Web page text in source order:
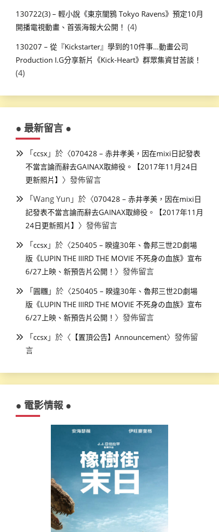
130722(3) – 輕小說《東京闇鴉 Tokyo Ravens》預定10月
開播電視動畫、首張海報大公開！ (4)
130207 – 從『Kickstarter』學到的10件事…動畫公司
Production I.G分享新片《Kick-Heart》群眾集資甘苦談！
(4)
● 最新留言 ●
「ccsx 」於〈070428 – 赤井孝美，因在mixi日記發表
不當言論而辭去GAINAX取締役。【2017年11月24日
更新照片】 〉發佈留言
「Wang Yun 」於〈070428 – 赤井孝美，因在mixi日
記發表不當言論而辭去GAINAX取締役。【2017年11月
24日更新照片】 〉發佈留言
「ccsx 」於〈250405 – 睽違30年、魯邦三世2D劇場
版《LUPIN THE IIIRD THE MOVIE 不死身の血族》宣布
6/27上映、新預告片公開！ 〉發佈留言
「圓糰 」於〈250405 – 睽違30年、魯邦三世2D劇場
版《LUPIN THE IIIRD THE MOVIE 不死身の血族》宣布
6/27上映、新預告片公開！ 〉發佈留言
「ccsx 」於〈 【置頂公告】Announcement〉發佈留
言
● 電影情報 ●